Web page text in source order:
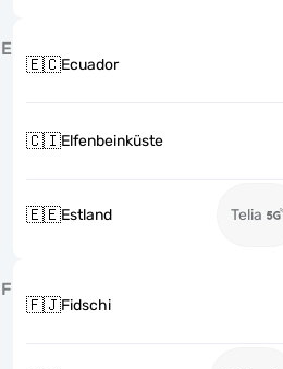
E
🇪🇨Ecuador
🇨🇮Elfenbeinküste
🇪🇪Estland Telia
F
🇫🇯Fidschi